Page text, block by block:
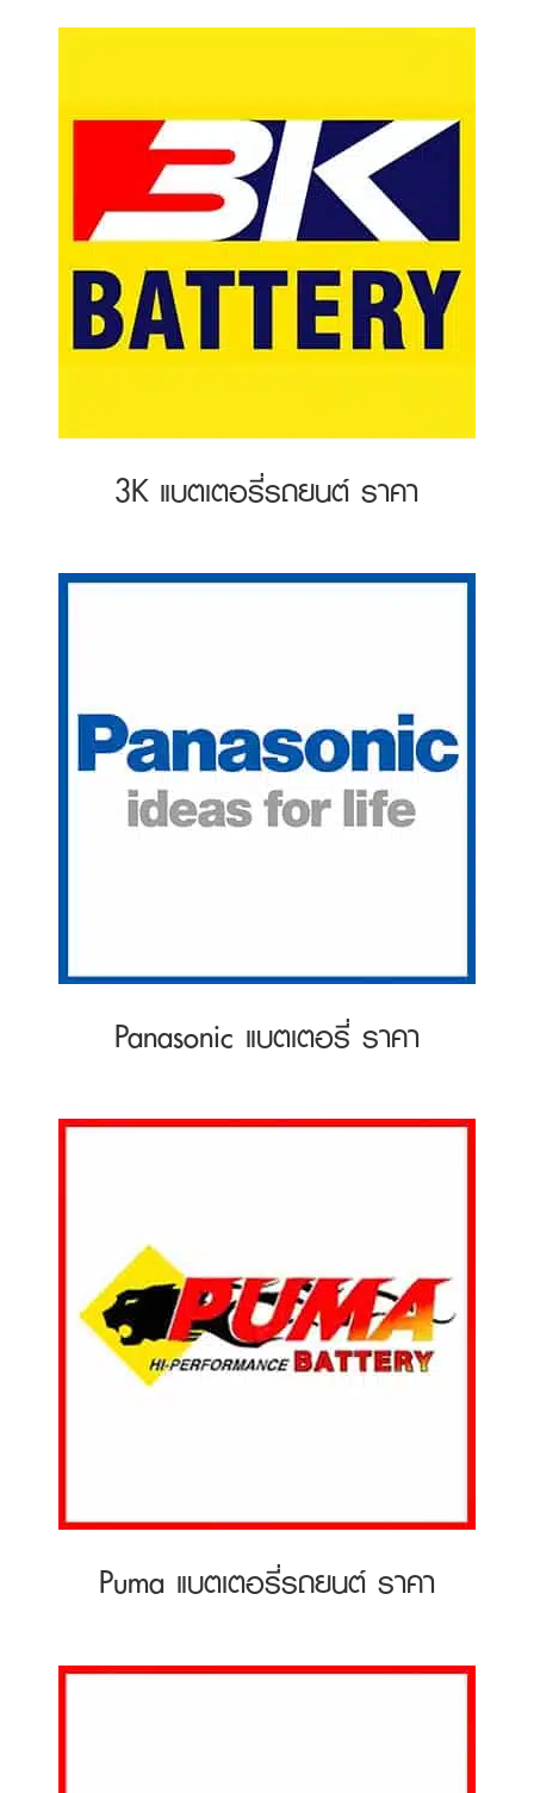
3K แบตเตอรี่รถยนต์ ราคา
Panasonic แบตเตอรี่ ราคา
Puma แบตเตอรี่รถยนต์ ราคา